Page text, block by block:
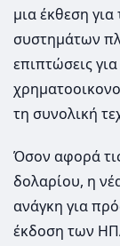
μια έκθεση
συστημάτων
επιπτώσεις
τη συνολική
Όσον αφορά
δολαρίου, η
ανάγκη για
έκδοση των